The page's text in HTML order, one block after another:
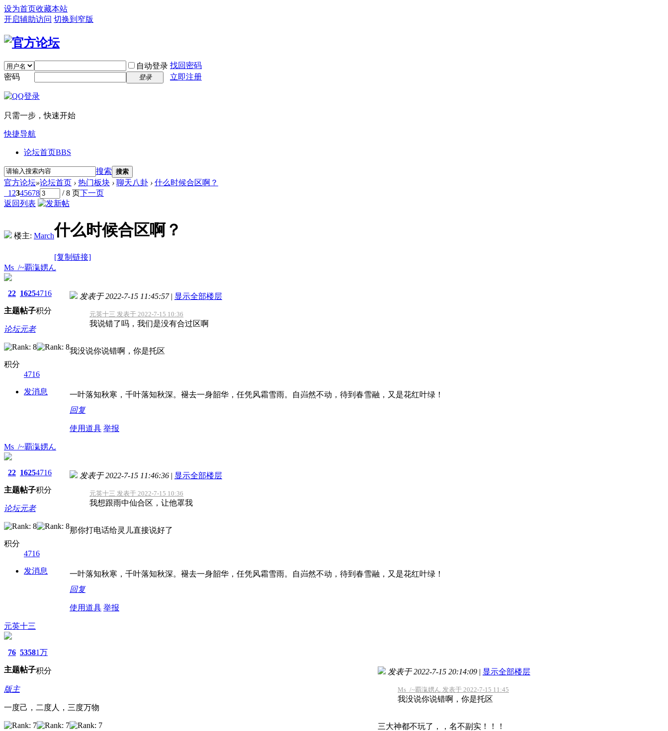
设为首页收藏本站
开启辅助访问 切换到窄版
自动登录 找回密码
密码
登录 立即注册
只需一步，快速开始
快捷导航
论坛首页BBS
搜索 搜索
官方论坛»论坛首页 › 热门板块 › 聊天八卦 › 什么时候合区啊？
1 2345678 / 8 页下一页
返回列表
楼主: March什么时候合区啊？
[复制链接]
Ms_/~覇滊娚ん
22
主题
1625
帖子
4716
积分
论坛元老
积分
4716
发消息
发表于 2022-7-15 11:45:57 | 显示全部楼层
元英十三 发表于 2022-7-15 10:36
我说错了吗，我们是没有合过区啊
我没说你说错啊，你是托区
一叶落知秋寒，千叶落知秋深。褪去一身韶华，任凭风霜雪雨。自岿然不动，待到春雪融，又是花红叶绿！
回复
使用道具 举报
Ms_/~覇滊娚ん
22
主题
1625
帖子
4716
积分
论坛元老
积分
4716
发消息
发表于 2022-7-15 11:46:36 | 显示全部楼层
元英十三 发表于 2022-7-15 10:36
我想跟雨中仙合区，让他罩我
那你打电话给灵儿直接说好了
一叶落知秋寒，千叶落知秋深。褪去一身韶华，任凭风霜雪雨。自岿然不动，待到春雪融，又是花红叶绿！
回复
使用道具 举报
元英十三
76
主题
5358
帖子
1万
积分
版主
一度己，二度人，三度万物
发表于 2022-7-15 20:14:09 | 显示全部楼层
Ms_/~覇滊娚ん 发表于 2022-7-15 11:45
我没说你说错啊，你是托区
三大神都不玩了，，名不副实！！！